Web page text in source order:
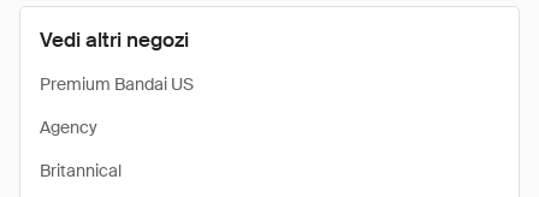
Vedi altri negozi
Premium Bandai US
Agency
Britannical